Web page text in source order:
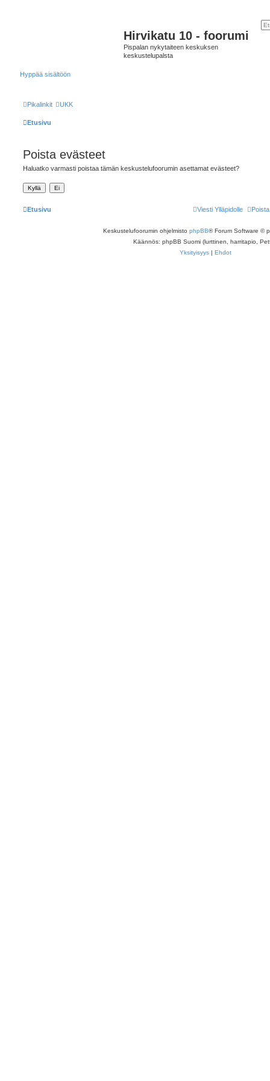
Hirvikatu 10 - foorumi
Pispalan nykytaiteen keskuksen
keskustelupalsta
Hyppää sisältöön
Pikalinkit UKK
Etusivu
Poista evästeet
Haluatko varmasti poistaa tämän keskustelufoorumin asettamat evästeet?
Etusivu Viesti Ylläpidolle
Keskustelufoorumin ohjelmisto phpBB® Forum Software ©
Käännös: phpBB Suomi (lurttinen, harritapio,
Yksityisyys | Ehdot